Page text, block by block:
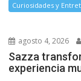
Curiosidades y
agosto 4, 2026
Sazza
experiencia